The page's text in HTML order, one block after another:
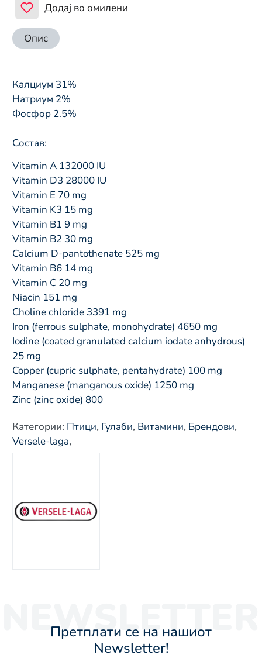
Додај во омилени
Опис
Калциум 31%
Натриум 2%
Фосфор 2.5%
Состав:
Vitamin A 132000 IU
Vitamin D3 28000 IU
Vitamin E 70 mg
Vitamin K3 15 mg
Vitamin B1 9 mg
Vitamin B2 30 mg
Calcium D-pantothenate 525 mg
Vitamin B6 14 mg
Vitamin C 20 mg
Niacin 151 mg
Choline chloride 3391 mg
Iron (ferrous sulphate, monohydrate) 4650 mg
Iodine (coated granulated calcium iodate anhydrous)
25 mg
Copper (cupric sulphate, pentahydrate) 100 mg
Manganese (manganous oxide) 1250 mg
Zinc (zinc oxide) 800
Категории: Птици, Гулаби, Витамини, Брендови,
Versele-laga,
NEWSLETTER
Претплати се на нашиот
Newsletter!